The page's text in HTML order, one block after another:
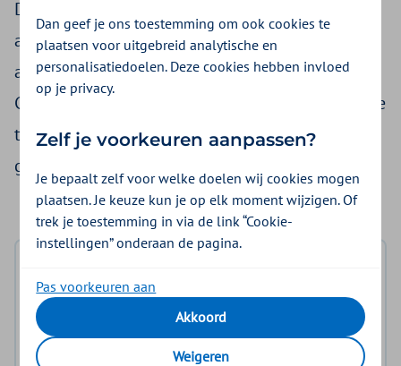
Debbie danst het liefst op festivals. Dit heeft ze
al een tijdje niet kunnen doen en zoekt naar
andere leuke manieren om toch te bewegen.
Check in de video met welke simpele tips Debbie
toch in beweging komt. Debbie: “Die spieren
gebruik ik volgens mij nooit!”.
Dan geef je ons toestemming om ook cookies te
plaatsen voor uitgebreid analytische en
personalisatiedoelen. Deze cookies hebben invloed
op je privacy.
Zelf je voorkeuren aanpassen?
Je bepaalt zelf voor welke doelen wij cookies mogen
plaatsen. Je keuze kun je op elk moment wijzigen. Of
trek je toestemming in via de link “Cookie-
instellingen” onderaan de pagina.
Pas voorkeuren aan
Akkoord
Weigeren